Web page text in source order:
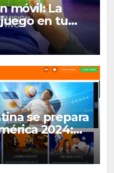
móvil: La
en tu
se prepara
2024: